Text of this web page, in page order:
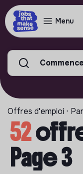
Menu
Offres d'emploi ⋅
52
Page 3